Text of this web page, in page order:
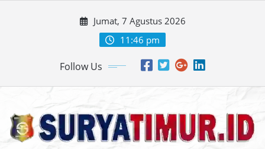
Jumat, 7 Agustus 2026
11:46 pm
Follow Us